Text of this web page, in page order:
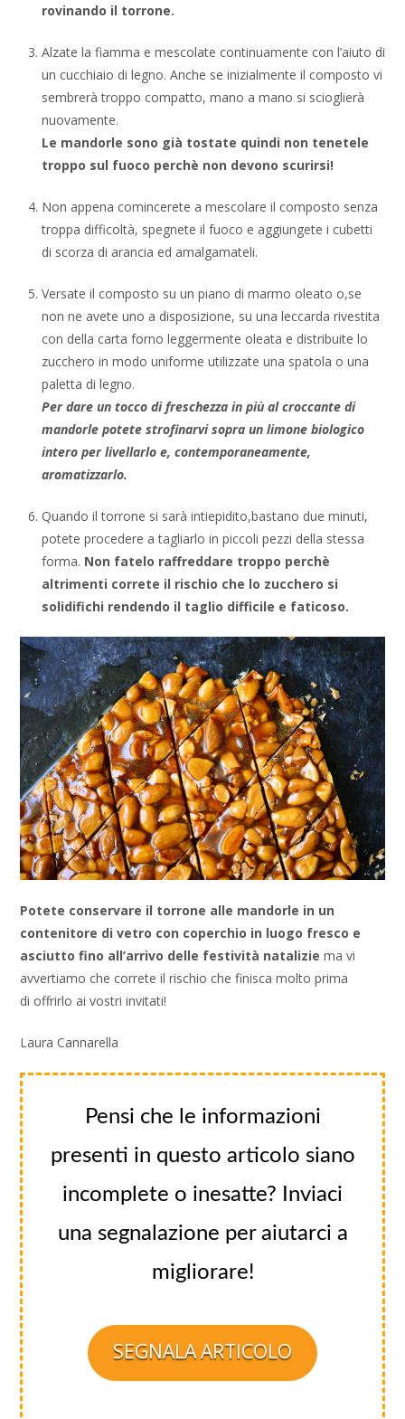
rovinando il torrone.
Alzate la fiamma e mescolate continuamente con l’aiuto di
un cucchiaio di legno. Anche se inizialmente il composto vi
sembrerà troppo compatto, mano a mano si scioglierà
nuovamente.
Le mandorle sono già tostate quindi non tenetele
troppo sul fuoco perchè non devono scurirsi!
Non appena comincerete a mescolare il composto senza
troppa difficoltà, spegnete il fuoco e aggiungete i cubetti
di scorza di arancia ed amalgamateli.
Versate il composto su un piano di marmo oleato o,se
non ne avete uno a disposizione, su una leccarda rivestita
con della carta forno leggermente oleata e distribuite lo
zucchero in modo uniforme utilizzate una spatola o una
paletta di legno.
Per dare un tocco di freschezza in più al croccante di
mandorle potete strofinarvi sopra un limone biologico
intero per livellarlo e, contemporaneamente,
aromatizzarlo.
Quando il torrone si sarà intiepidito,bastano due minuti,
potete procedere a tagliarlo in piccoli pezzi della stessa
forma. Non fatelo raffreddare troppo perchè
altrimenti correte il rischio che lo zucchero si
solidifichi rendendo il taglio difficile e faticoso.
Potete conservare il torrone alle mandorle in un
contenitore di vetro con coperchio in luogo fresco e
asciutto fino all’arrivo delle festività natalizie ma vi
avvertiamo che correte il rischio che finisca molto prima
di offrirlo ai vostri invitati!
Laura Cannarella
Pensi che le informazioni
presenti in questo articolo siano
incomplete o inesatte? Inviaci
una segnalazione per aiutarci a
migliorare!
SEGNALA ARTICOLO